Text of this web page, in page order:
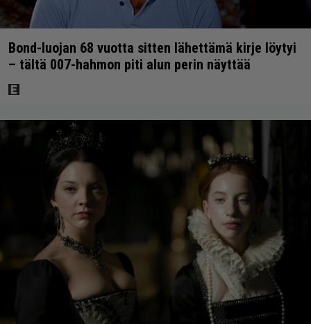
Bond-luojan 68 vuotta sitten lähettämä kirje löytyi
– tältä 007-hahmon piti alun perin näyttää